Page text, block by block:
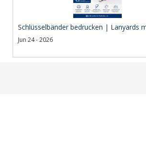
Schlüsselbänder bedrucken | Lanyards
Jun 24 - 2026